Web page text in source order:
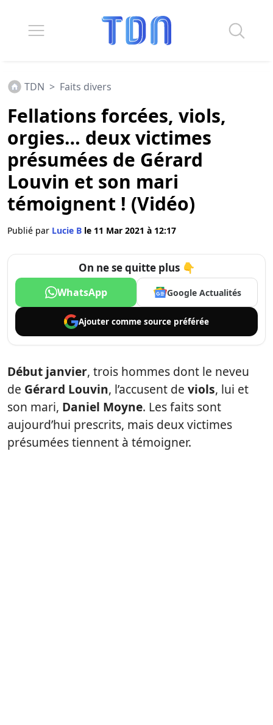
TDN > Faits divers
Fellations forcées, viols,
orgies… deux victimes
présumées de Gérard
Louvin et son mari
témoignent ! (Vidéo)
Publié par Lucie B le 11 Mar 2021 à 12:17
On ne se quitte plus 👇
WhatsApp Google Actualités
Ajouter comme source préférée
Début janvier, trois hommes dont le neveu
de Gérard Louvin, l’accusent de viols, lui et
son mari, Daniel Moyne. Les faits sont
aujourd’hui prescrits, mais deux victimes
présumées tiennent à témoigner.